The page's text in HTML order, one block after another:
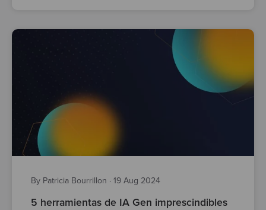
By Patricia Bourrillon · 19 Aug 2024
5 herramientas de IA Gen imprescindibles